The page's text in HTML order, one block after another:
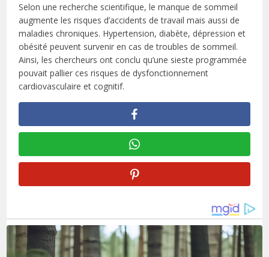
Selon une recherche scientifique, le manque de sommeil
augmente les risques d’accidents de travail mais aussi de
maladies chroniques. Hypertension, diabète, dépression et
obésité peuvent survenir en cas de troubles de sommeil.
Ainsi, les chercheurs ont conclu qu’une sieste programmée
pouvait pallier ces risques de dysfonctionnement
cardiovasculaire et cognitif.